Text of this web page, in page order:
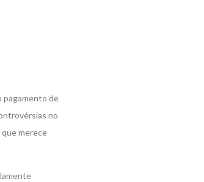
pagamento de
no
merece